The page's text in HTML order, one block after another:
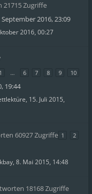
21715 Zugriffe
September 2016, 23:09
2016, 00:27
1 … 6 7 8 9 10
19:44
, 15. Juli 2015,
60927 Zugriffe 1 2
, 8. Mai 2015, 14:48
18168 Zugriffe